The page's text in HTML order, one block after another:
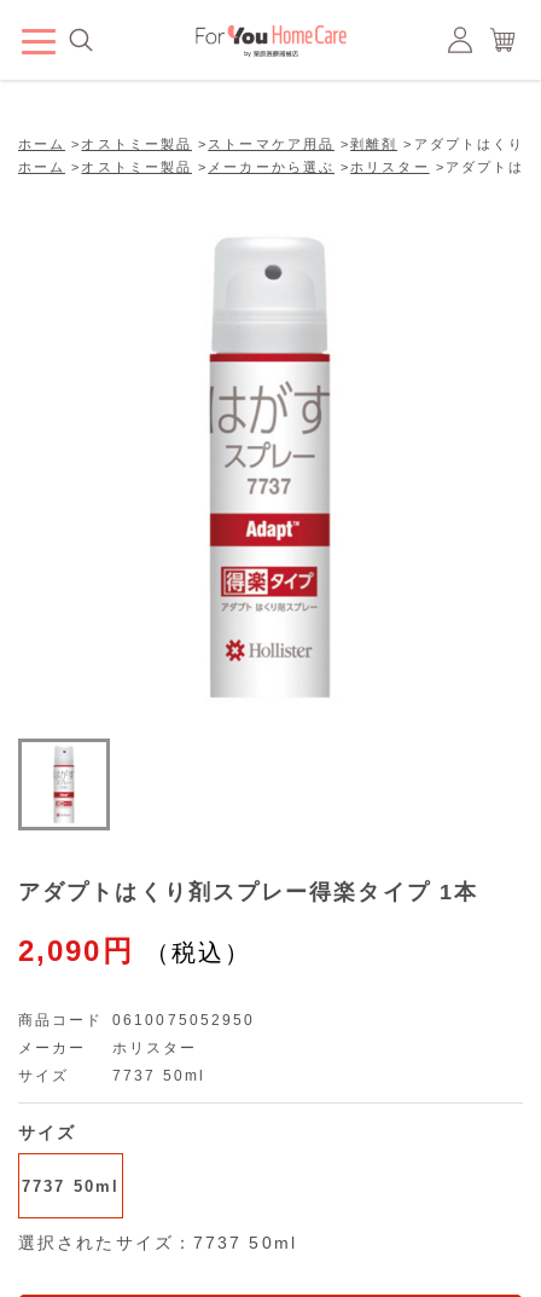
ホーム > オストミー製品 > ストーマケア用品 >剥離剤 > アダプトはくり
ホーム
> オストミー製品 > メーカーから選ぶ > ホリスター > アダプトは
アダプトはくり剤スプレー得楽タイプ 1本
2,090円
商品コード
0610075052950
メーカー
ホリスター
サイズ
7737 50ml
サイズ
7737 50ml
選択されたサイズ：7737 50ml